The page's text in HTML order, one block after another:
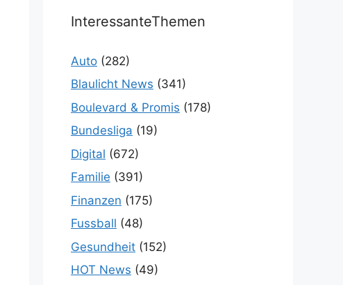
InteressanteThemen
Auto (282)
Blaulicht News (341)
Boulevard & Promis (178)
Bundesliga (19)
Digital (672)
Familie (391)
Finanzen (175)
Fussball (48)
Gesundheit (152)
HOT News (49)